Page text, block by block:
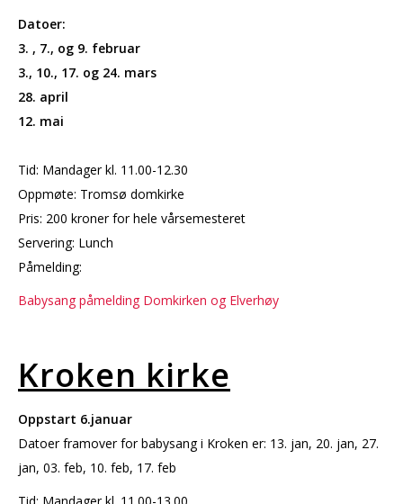
Datoer:
3. , 7., og 9. februar
3., 10., 17. og 24. mars
28. april
12. mai
Tid: Mandager kl. 11.00-12.30
Oppmøte: Tromsø domkirke
Pris: 200 kroner for hele vårsemesteret
Servering: Lunch
Påmelding:
Babysang påmelding Domkirken og Elverhøy
Kroken kirke
Oppstart 6.januar
Datoer framover for babysang i Kroken er: 13. jan, 20. jan, 27.
jan, 03. feb, 10. feb, 17. feb